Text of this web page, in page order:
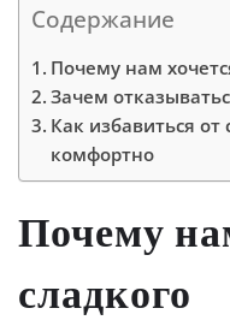
Содержание
Почему нам
Зачем
Как избавиться от
комфортно
Почему
сладкого